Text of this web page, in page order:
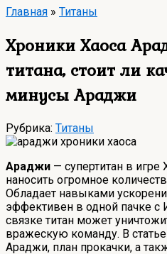
Главная » Титаны
Хроники Хаоса
титана, стоит ли
минусы Араджи
Рубрика: Титаны
Араджи — супертитан в
наносить огромное
Обладает навыками
эффективен в одной пачке с
связке титан может
вражескую команду. В
Араджи, план прокачки, а